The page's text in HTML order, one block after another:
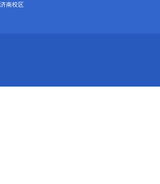
济南校区